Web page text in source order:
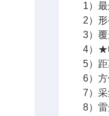
1）
2）
3）
4）★
5）
6）
7）
8）